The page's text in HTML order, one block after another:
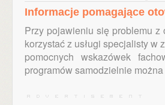
Informacje pomagające
Przy pojawieniu się problemu
korzystać z usługi specjalisty w
pomocnych wskazówek
programów samodzielnie